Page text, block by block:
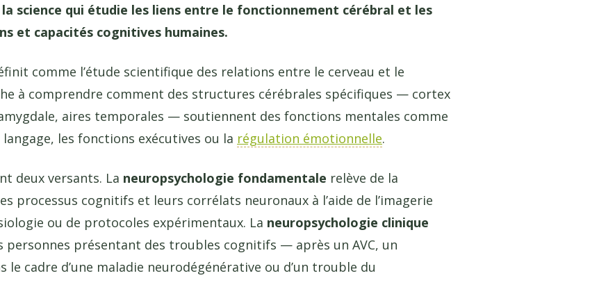
science qui étudie les liens entre le fonctionnement cérébral et les
et capacités cognitives humaines.
comme l’étude scientifique des relations entre le cerveau et le
à comprendre comment des structures cérébrales spécifiques — cortex
aires temporales — soutiennent des fonctions mentales comme
les fonctions exécutives ou la régulation émotionnelle.
deux versants. La neuropsychologie fondamentale relève de la
processus cognitifs et leurs corrélats neuronaux à l’aide de l’imagerie
ou de protocoles expérimentaux. La neuropsychologie clinique
personnes présentant des troubles cognitifs — après un AVC, un
cadre d’une maladie neurodégénérative ou d’un trouble du